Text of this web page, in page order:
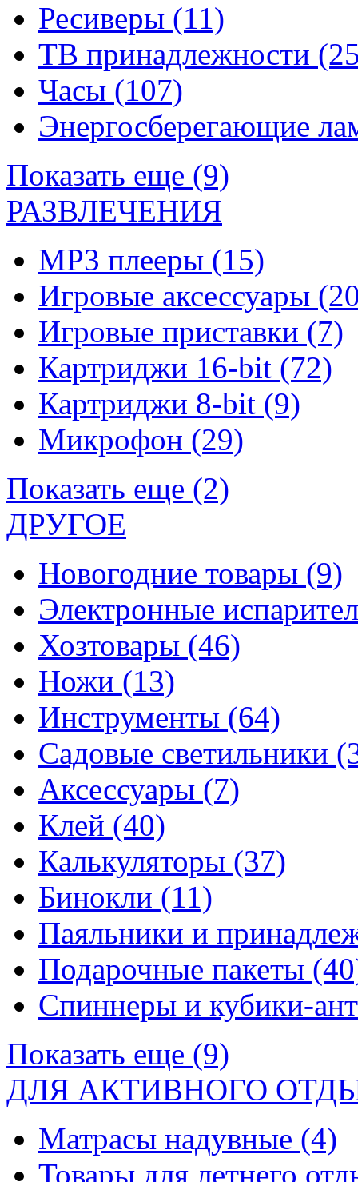
Ресиверы (11)
ТВ принадлежности
Часы (107)
Энергосберегающие
Показать еще (9)
РАЗВЛЕЧЕНИЯ
MP3 плееры (15)
Игровые аксессуары
Игровые приставки (7)
Картриджи 16-bit (72)
Картриджи 8-bit (9)
Микрофон (29)
Показать еще (2)
ДРУГОЕ
Новогодние товары (9)
Электронные
Хозтовары (46)
Ножи (13)
Инструменты (64)
Садовые светильники
Аксессуары (7)
Клей (40)
Калькуляторы (37)
Бинокли (11)
Паяльники и
Подарочные пакеты
Спиннеры и кубики-
Показать еще (9)
ДЛЯ АКТИВНОГО
Матрасы надувные (4)
Товары для летнего